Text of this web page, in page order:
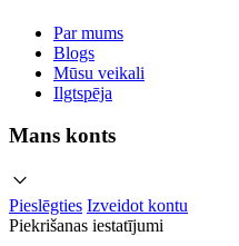
Par mums
Blogs
Mūsu veikali
Ilgtspēja
Mans konts
Pieslēgties Izveidot kontu
Piekrišanas iestatījumi